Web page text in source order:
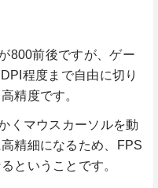
800前後ですが、ゲー
程度まで自由に切り
精度です。
くマウスカーソルを動
精細になるため、FPS
ということです。